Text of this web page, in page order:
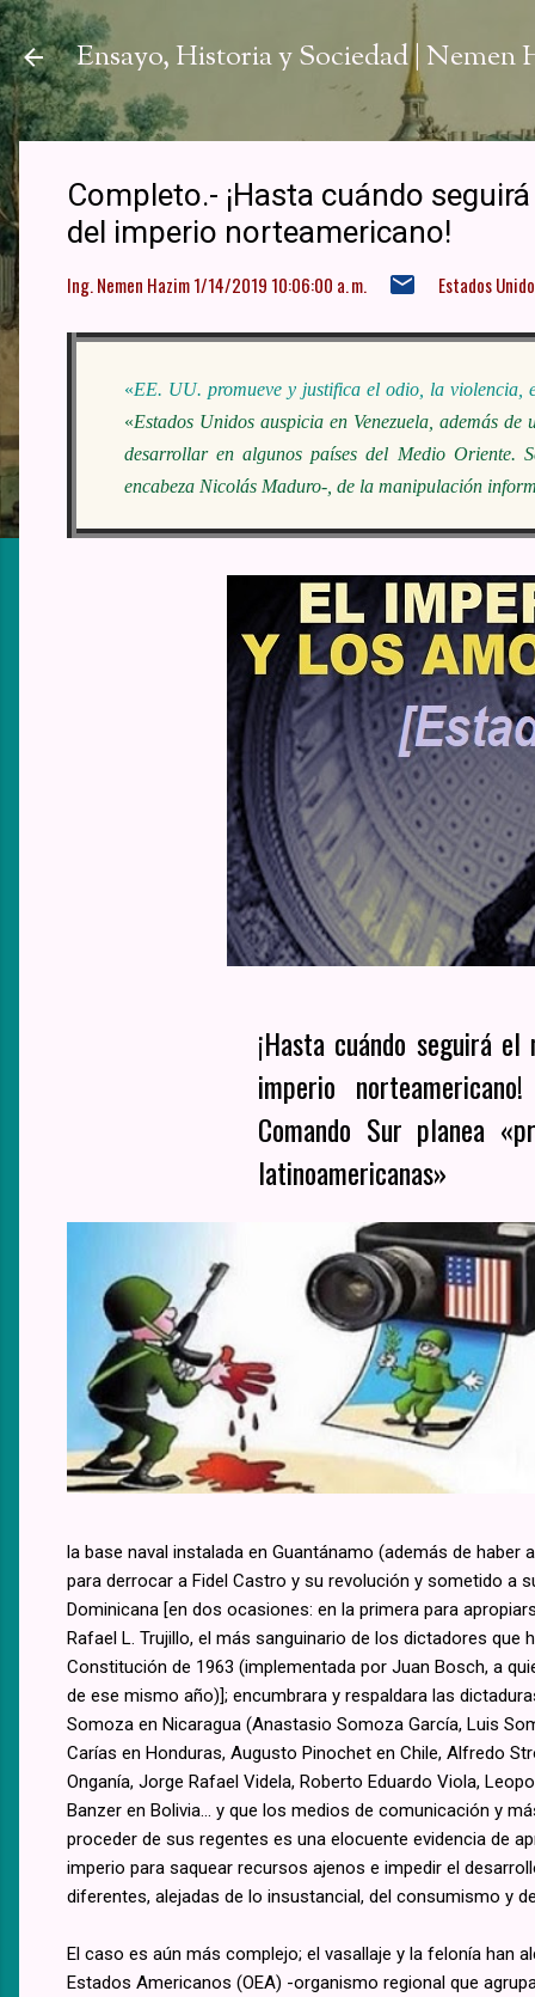
Ensayo, Historia y Sociedad | Nemen
Completo.- ¡Hasta cuándo
del imperio norteamericano!
Ing. Nemen Hazim1/14/2019 10:06:00 a. m. Estados
«EE. UU. promueve y justifica el odio, la violencia,
«Estados Unidos auspicia en Venezuela, además
desarrollar en algunos países del Medio
encabeza Nicolás Maduro-, de la manipulación
¡Hasta cuándo seguirá
imperio
Comando Sur planea
latinoamericanas»
la base naval instalada en Guantánamo (además de
para derrocar a Fidel Castro y su revolución y sometido a
Dominicana [en dos ocasiones: en la primera para
Rafael L. Trujillo, el más sanguinario de los dictadores
Constitución de 1963 (implementada por Juan Bosch, a
de ese mismo año)]; encumbrara y respaldara las
Somoza en Nicaragua (Anastasio Somoza García, Luis
Carías en Honduras, Augusto Pinochet en Chile, Alfredo
Onganía, Jorge Rafael Videla, Roberto Eduardo Viola,
Banzer en Bolivia... y que los medios de comunicación y
proceder de sus regentes es una elocuente evidencia de
imperio para saquear recursos ajenos e impedir el
diferentes, alejadas de lo insustancial, del consumismo y
El caso es aún más complejo; el vasallaje y la felonía han
Estados Americanos (OEA) -organismo regional que